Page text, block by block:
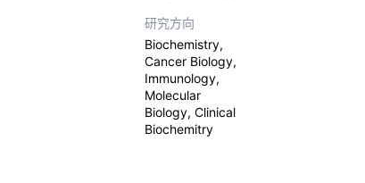
研究方向
Biochemistry,
Cancer Biology,
Immunology,
Molecular
Biology, Clinical
Biochemitry